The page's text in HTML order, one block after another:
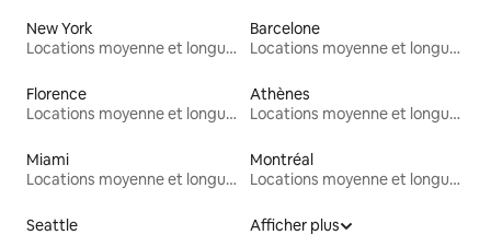
New York
Locations moyenne et longue durée
Barcelone
Locations moyenne et longue durée
Florence
Locations moyenne et longue durée
Athènes
Locations moyenne et longue durée
Miami
Locations moyenne et longue durée
Montréal
Locations moyenne et longue durée
Seattle Afficher plus